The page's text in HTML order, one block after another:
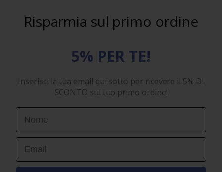
Risparmia sul primo ordine
5% PER TE!
Inserisci la tua email qui sotto per ricevere il 5% DI
SCONTO sul tuo primo ordine!
First Name
Email